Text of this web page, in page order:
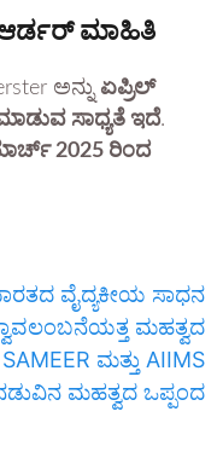
ಆರ್ಡರ್ ಮಾಹಿತಿ
ಅನ್ನು ಏಪ್ರಿಲ್
ಸಾಧ್ಯತೆ ಇದೆ.
2025 ರಿಂದ
ವೈದ್ಯಕೀಯ ಸಾಧನ
ಮಹತ್ವದ
ಮತ್ತು AIIMS
ಮಹತ್ವದ ಒಪ್ಪಂದ